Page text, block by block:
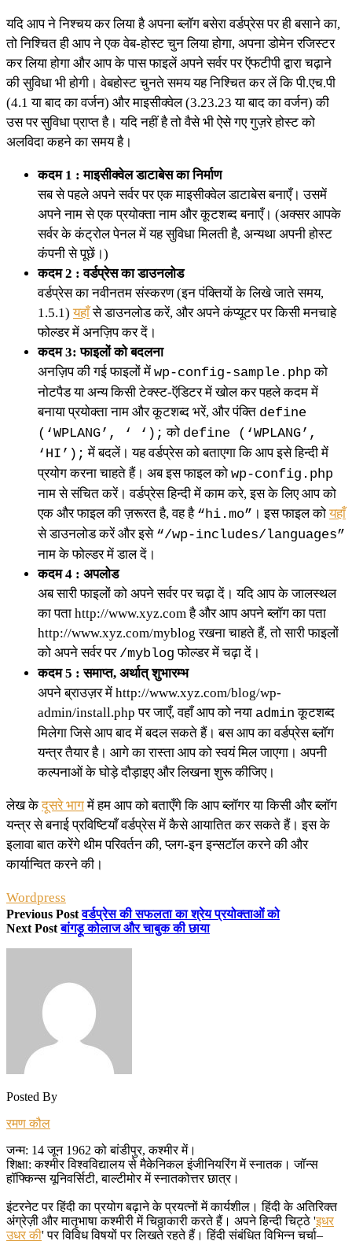
यदि आप ने निश्चय कर लिया है अपना ब्लॉग बसेरा वर्डप्रेस पर ही बसाने का,
तो निश्चित ही आप ने एक वेब-होस्ट चुन लिया होगा, अपना डोमेन रजिस्टर
कर लिया होगा और आप के पास फाइलें अपने सर्वर पर ऍफटीपी द्वारा चढ़ाने
की सुविधा भी होगी। वेबहोस्ट चुनते समय यह निश्चित कर लें कि पी.एच.पी
(4.1 या बाद का वर्जन) और माइसीक्वेल (3.23.23 या बाद का वर्जन) की
उस पर सुविधा प्राप्त है। यदि नहीं है तो वैसे भी ऐसे गए गुज़रे होस्ट को
अलविदा कहने का समय है।
कदम 1 : माइसीक्वेल डाटाबेस का निर्माण
सब से पहले अपने सर्वर पर एक माइसीक्वेल डाटाबेस बनाएँ। उसमें
अपने नाम से एक प्रयोक्ता नाम और कूटशब्द बनाएँ। (अक्सर आपके
सर्वर के कंट्रोल पेनल में यह सुविधा मिलती है, अन्यथा अपनी होस्ट
कंपनी से पूछें।)
कदम 2 : वर्डप्रेस का डाउनलोड
वर्डप्रेस का नवीनतम संस्करण (इन पंक्तियों के लिखे जाते समय,
1.5.1)यहाँसे डाउनलोड करें, और अपने कंप्यूटर पर किसी मनचाहे
फोल्डर में अनज़िप कर दें।
कदम 3: फाइलों को बदलना
अनज़िप की गई फाइलों में wp-config-sample.php को
नोटपैड या अन्य किसी टेक्स्ट-ऍडिटर में खोल कर पहले कदम में
बनाया प्रयोक्ता नाम और कूटशब्द भरें, और पंक्‍ति define
(‘WPLANG’, ‘ ‘); को define (‘WPLANG’,
‘HI’); में बदलें। यह वर्डप्रेस को बताएगा कि आप इसे हिन्दी में
प्रयोग करना चाहते हैं। अब इस फाइल को wp-config.php
नाम से संचित करें। वर्डप्रेस हिन्दी में काम करे, इस के लिए आप को
एक और फाइल की ज़रूरत है, वह है “hi.mo” । इस फाइल कोयहाँ
से डाउनलोड करें और इसे “/wp-includes/languages”
नाम के फोल्डर में डाल दें।
कदम 4 : अपलोड
अब सारी फाइलों को अपने सर्वर पर चढ़ा दें। यदि आप के जालस्थल
का पता http://www.xyz.com है और आप अपने ब्लॉग का पता
http://www.xyz.com/myblog रखना चाहते हैं, तो सारी फाइलों
को अपने सर्वर पर /myblog फोल्डर में चढ़ा दें।
कदम 5 : समाप्‍त, अर्थात् शुभारम्भ
अपने ब्राउज़र में http://www.xyz.com/blog/wp-
admin/install.php पर जाएँ, वहाँ आप को नया admin कूटशब्द
मिलेगा जिसे आप बाद में बदल सकते हैं। बस आप का वर्डप्रेस ब्लॉग
यन्त्र तैयार है। आगे का रास्ता आप को स्वयं मिल जाएगा। अपनी
कल्पनाओं के घोड़े दौड़ाइए और लिखना शुरू कीजिए।
लेख केदूसरे भागमें हम आप को बताएँगे कि आप ब्लॉगर या किसी और ब्लॉग
यन्त्र से बनाई प्रविष्टियाँ वर्डप्रेस में कैसे आयातित कर सकते हैं। इस के
इलावा बात करेंगे थीम परिवर्तन की, प्लग-इन इन्सटॉल करने की और
कार्यान्वित करने की।
Wordpress
Previous Post वर्डप्रेस की सफलता का श्रेय प्रयोक्ताओं को
Next Post बांगड़ू कोलाज और चाबुक की छाया
Posted By
रमण कौल
जन्म: 14 जून 1962 को बांडीपुर, कश्मीर में।
शिक्षा: कश्मीर विश्वविद्यालय से मैकेनिकल इंजीनियरिंग में स्नातक। जॉन्स
हॉफ्किन्स यूनिवर्सिटी, बाल्टीमोर में स्नातकोत्तर छात्र।
इंटरनेट पर हिंदी का प्रयोग बढ़ाने के प्रयत्नों में कार्यशील। हिंदी के अतिरिक्त
अंग्रेज़ी और मातृभाषा कश्मीरी में चिठ्ठाकारी करते हैं। अपने हिन्दी चिट्ठे 'इधर
उधर की' पर विविध विषयों पर लिखते रहते हैं। हिंदी संबंधित विभिन्न चर्चा–